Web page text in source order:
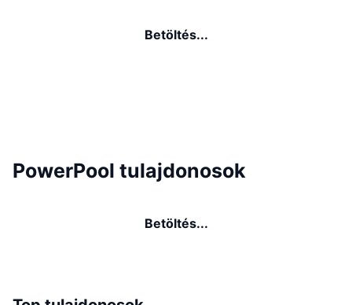
Betöltés...
PowerPool tulajdonosok
Betöltés...